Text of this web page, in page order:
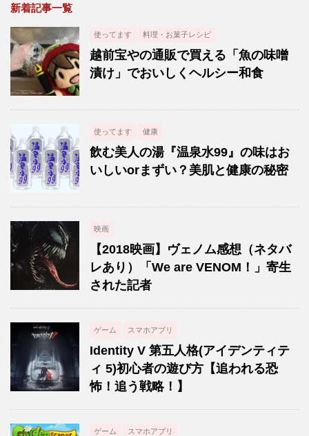
新着記事一覧
使ってます 料理・お菓子レシピ
越前宝やの通販で買える「魚の味噌
漬け」でおいしくヘルシー和食
使ってます 健康
飲む美人の湯『温泉水99』の味はお
いしいorまずい？美肌と健康の秘密
映画
【2018映画】ヴェノム感想（ネタバ
レあり）「We are VENOM！」寄生
された記者
ゲーム スマホアプリ
Identity V 第五人格(アイデンティテ
ィ 5)初心者の遊び方【追われる恐
怖！追う戦略！】
ゲーム スマホアプリ